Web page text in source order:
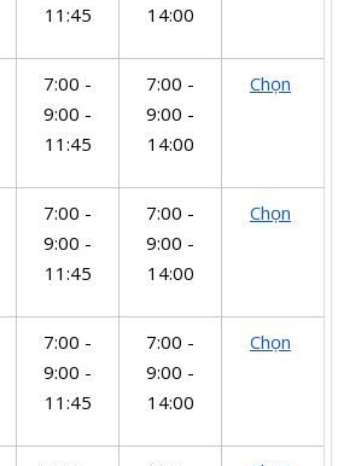
11:45
14:00
7:00 -
9:00 -
11:45
7:00 -
9:00 -
14:00
Chọn
7:00 -
9:00 -
11:45
7:00 -
9:00 -
14:00
Chọn
7:00 -
9:00 -
11:45
7:00 -
9:00 -
14:00
Chọn